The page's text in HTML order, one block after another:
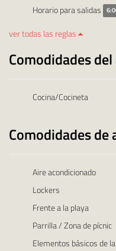
Horario para salidas
ver todas las reglas
Comodidades
Cocina/Cocineta
Comodidades de
Aire acondicionado
Lockers
Frente a la playa
Parrilla / Zona de pícnic
Elementos básicos de